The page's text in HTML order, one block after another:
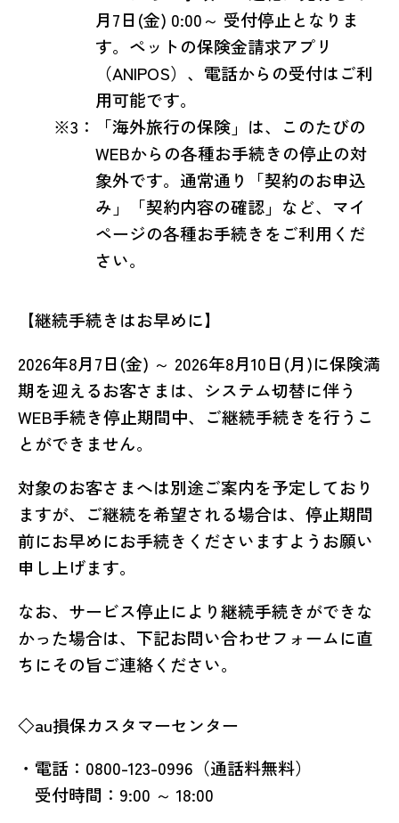
月7日(金) 0:00～ 受付停止となりま
す。ペットの保険金請求アプリ
（ANIPOS）、電話からの受付はご利
用可能です。
※3：「海外旅行の保険」は、このたびの
WEBからの各種お手続きの停止の対
象外です。通常通り「契約のお申込
み」「契約内容の確認」など、マイ
ページの各種お手続きをご利用くだ
さい。
【継続手続きはお早めに】
2026年8月7日(金) ～ 2026年8月10日(月)に保険満
期を迎えるお客さまは、システム切替に伴う
WEB手続き停止期間中、ご継続手続きを行うこ
とができません。
対象のお客さまへは別途ご案内を予定しており
ますが、ご継続を希望される場合は、停止期間
前にお早めにお手続きくださいますようお願い
申し上げます。
なお、サービス停止により継続手続きができな
かった場合は、下記お問い合わせフォームに直
ちにその旨ご連絡ください。
◇au損保カスタマーセンター
・電話：0800-123-0996（通話料無料）
受付時間：9:00 ～ 18:00